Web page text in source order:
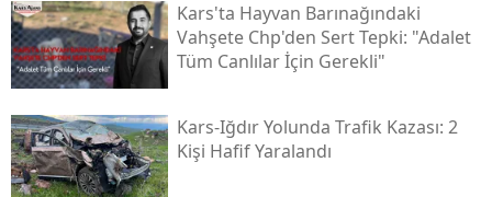
Yalova
Karabük
Kilis
Kars'ta Hayvan Barınağındaki
Vahşete Chp'den Sert Tepki: "adalet
Tüm Canlılar İçin Gerekli"
Kars-Iğdır Yolunda Trafik Kazası: 2
Kişi Hafif Yaralandı